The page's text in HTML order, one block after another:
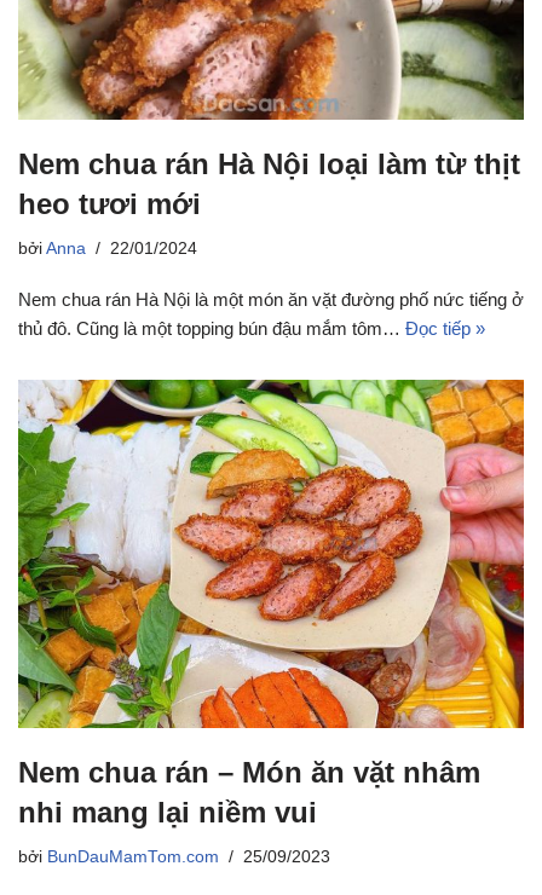
Nem chua rán Hà Nội loại làm từ thịt
heo tươi mới
bởi Anna 22/01/2024
Nem chua rán Hà Nội là một món ăn vặt đường phố nức tiếng ở
thủ đô. Cũng là một topping bún đậu mắm tôm… Đọc tiếp »
Nem chua rán – Món ăn vặt nhâm
nhi mang lại niềm vui
bởi BunDauMamTom.com 25/09/2023